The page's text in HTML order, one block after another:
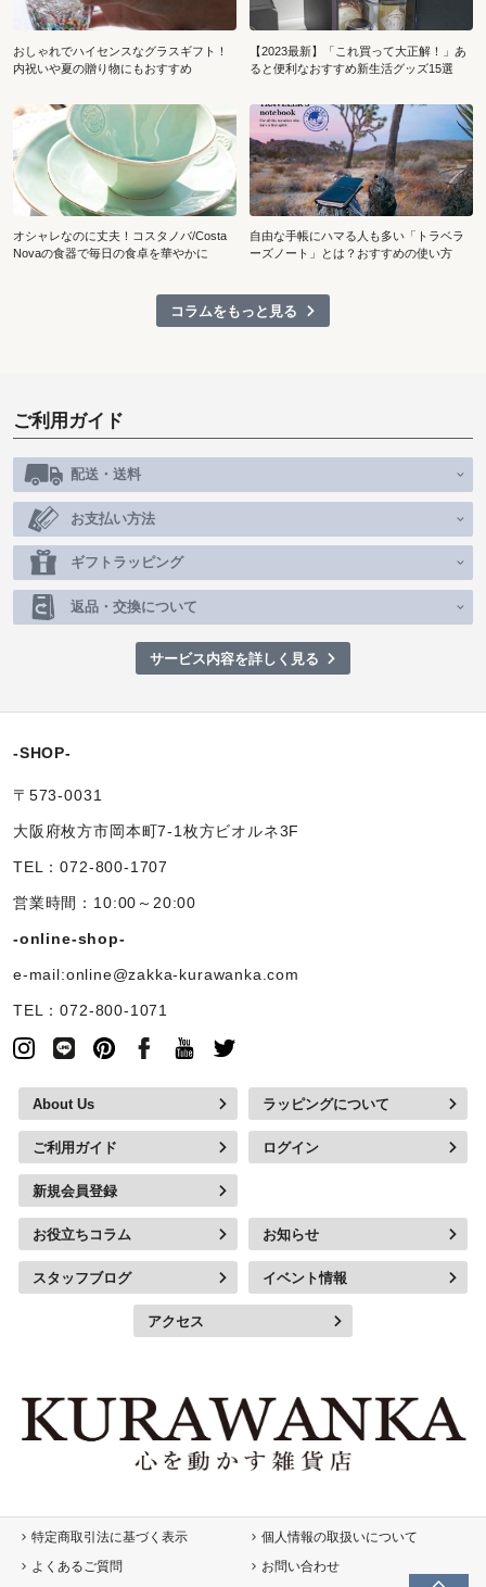
おしゃれでハイセンスなグラスギフト！
内祝いや夏の贈り物にもおすすめ
【2023最新】「これ買って大正解！」あ
ると便利なおすすめ新生活グッズ15選
オシャレなのに丈夫！コスタノバ/Costa
Novaの食器で毎日の食卓を華やかに
自由な手帳にハマる人も多い「トラベラ
ーズノート」とは？おすすめの使い方
コラムをもっと見る
ご利用ガイド
配送・送料
お支払い方法
ギフトラッピング
返品・交換について
サービス内容を詳しく見る
-SHOP-
〒573-0031
大阪府枚方市岡本町7-1枚方ビオルネ3F
TEL：072-800-1707
営業時間：10:00～20:00
-online-shop-
e-mail:online@zakka-kurawanka.com
TEL：072-800-1071
About Us ラッピングについて
ご利用ガイド ログイン
新規会員登録
お役立ちコラム お知らせ
スタッフブログ イベント情報
アクセス
特定商取引法に基づく表示
個人情報の取扱いについて
よくあるご質問
お問い合わせ